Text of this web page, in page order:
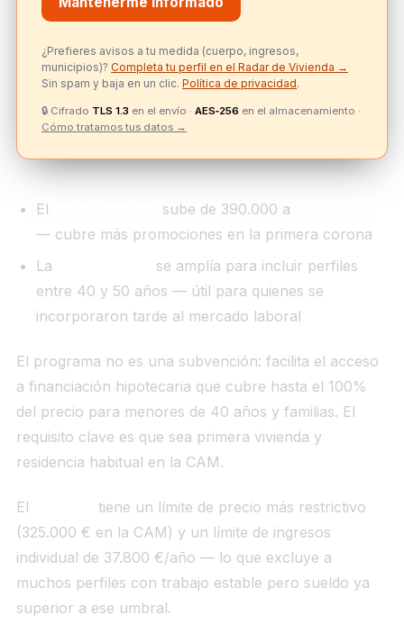
¿Prefieres avisos a tu medida (cuerpo, ingresos,
municipios)? Completa tu perfil en el Radar de Vivienda →
Sin spam y baja en un clic.Política de privacidad.
🔒 Cifrado TLS 1.3 en el envío ·AES‑256 en el almacenamiento ·
Cómo tratamos tus datos →
El sube de 390.000 a
— cubre más promociones en la primera corona
La
se amplía para incluir perfiles
entre 40 y 50 años — útil para quienes se
incorporaron tarde al mercado laboral
El programa no es una subvención: facilita el acceso
a financiación hipotecaria que cubre hasta el 100%
del precio para menores de 40 años y familias. El
requisito clave es que sea primera vivienda y
residencia habitual en la CAM.
El
tiene un límite de precio más restrictivo
(325.000 € en la CAM) y un límite de ingresos
individual de 37.800 €/año — lo que excluye a
muchos perfiles con trabajo estable pero sueldo ya
superior a ese umbral.